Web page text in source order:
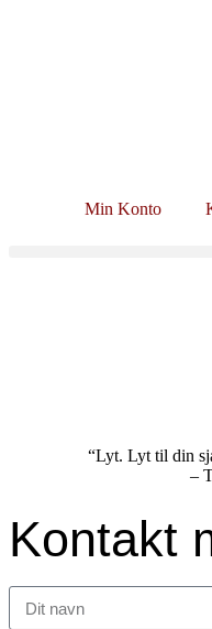
Min Konto
“Lyt. Lyt til din
–
Kontakt